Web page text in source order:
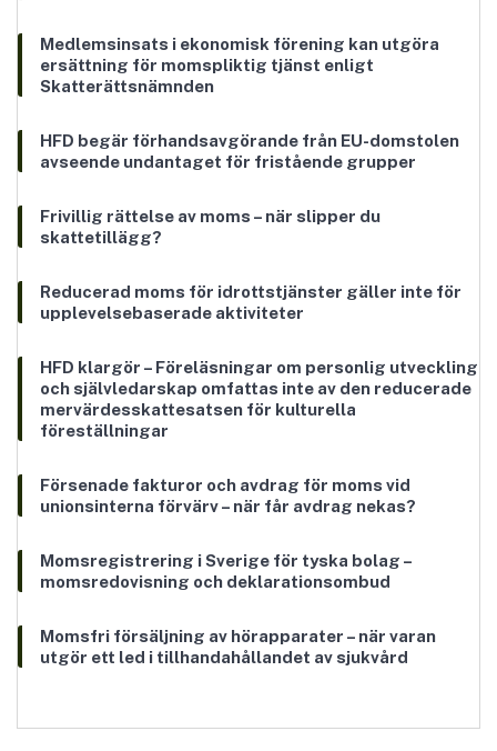
Medlemsinsats i ekonomisk förening kan utgöra
ersättning för momspliktig tjänst enligt
Skatterättsnämnden
HFD begär förhandsavgörande från EU-domstolen
avseende undantaget för fristående grupper
Frivillig rättelse av moms – när slipper du
skattetillägg?
Reducerad moms för idrottstjänster gäller inte för
upplevelsebaserade aktiviteter
HFD klargör – Föreläsningar om personlig utveckling
och självledarskap omfattas inte av den reducerade
mervärdesskattesatsen för kulturella
föreställningar
Försenade fakturor och avdrag för moms vid
unionsinterna förvärv – när får avdrag nekas?
Momsregistrering i Sverige för tyska bolag –
momsredovisning och deklarationsombud
Momsfri försäljning av hörapparater – när varan
utgör ett led i tillhandahållandet av sjukvård